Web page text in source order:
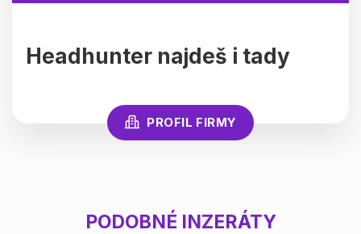
Headhunter najdeš i tady
PROFIL FIRMY
PODOBNÉ INZERÁTY